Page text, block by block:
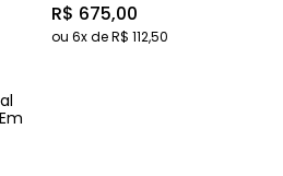
R$ 675,00
ou 6x deR$ 112,50